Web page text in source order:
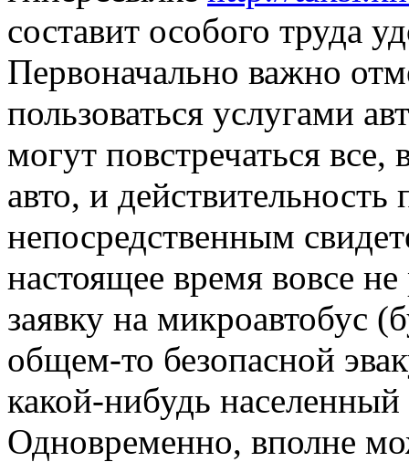
составит особого труда
Первоначально важно
пользоваться услугами
могут повстречаться
авто, и действительность
непосредственным
настоящее время вовсе
заявку на микроавтобус
общем-то безопасной
какой-нибудь
Одновременно, вполне